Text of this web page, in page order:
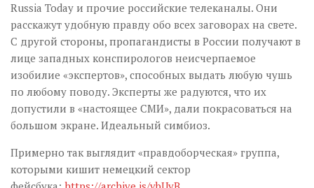
Russia Today и прочие российские телеканалы. Они
расскажут удобную правду обо всех заговорах на свете.
С другой стороны, пропагандисты в России получают в
лице западных конспирологов неисчерпаемое
изобилие «экспертов», способных выдать любую чушь
по любому поводу. Эксперты же радуются, что их
допустили в «настоящее СМИ», дали покрасоваться на
большом экране. Идеальный симбиоз.
Примерно так выглядит «правдоборческая» группа,
которыми кишит немецкий сектор